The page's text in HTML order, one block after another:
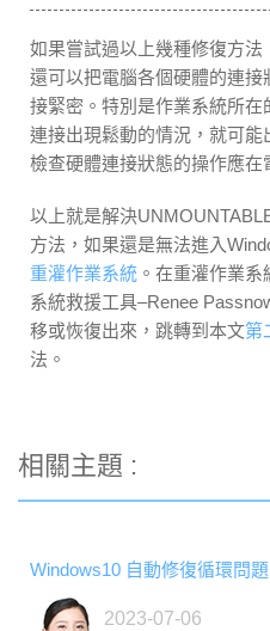
如果嘗試過以上幾種修復方
還可以把電腦各個硬體的連
接緊密。特別是作業系統所
連接出現鬆動的情況，就可能
檢查硬體連接狀態的操作應在
以上就是解決
方法，如果還是無法進入
重灌作業系統 。在重灌作業
系統救援工具–Renee
移或恢復出來，跳轉到本文第
法。
相關主題 :
Windows10 自動修復循環問
2023-07-06